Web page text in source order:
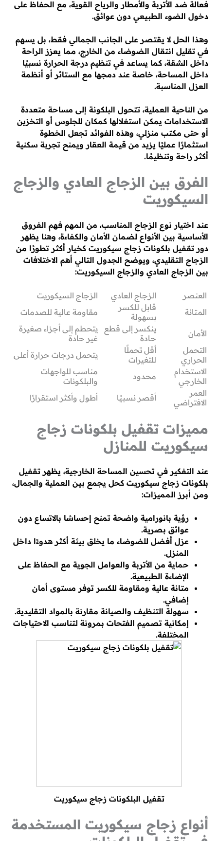
فعالة ضد الأتربة والأمطار والرياح القوية، مع الحفاظ على
دخول الضوء الطبيعي دون عوائق.
وهذا الحل لا يقتصر على الجانب الجمالي فقط، بل يسهم
في تقليل انتقال الضوضاء من الخارج، مما يعزز الراحة
داخل الشقة، كما يساعد في تنظيم درجة الحرارة نسبيًا
داخل المساحة، خاصة عند دمجها مع الستائر أو أنظمة
العزل المناسبة.
من الناحية العملية، تتحول البلكونة إلى مساحة متعددة
الاستخدامات يمكن استغلالها كمكان للجلوس أو التخزين
أو حتى مكتب منزلي، وهذه الفوائد تجعل الخطوة
استثمارًا عمليًا يزيد من قيمة العقار ويمنح تجربة سكنية
أكثر راحة وتنظيمًا.
الفرق بين الزجاج العادي والزجاج
السيكوريت
عند اختيار نوع الزجاج المناسب، من المهم فهم الفروق
الأساسية بين الأنواع لضمان الأمان والكفاءة، وهنا يظهر
دور تقفيل بلكونات زجاج سيكوريت كخيار أكثر تطورًا من
الزجاج التقليدي، ويوضح الجدول التالي أهم الاختلافات
بين الزجاج العادي والزجاج السيكوريت:
العنصر الزجاج العادي
الزجاج السيكوريت
المتانة
قابل للكسر
بسهولة
مقاومة عالية للصدمات
الأمان
ينكسر إلى قطع
حادة
يتحطم إلى أجزاء صغيرة
غير حادة
التحمل
الحراري
أقل تحملًا
للتغيرات
يتحمل درجات حرارة أعلى
الاستخدام
الخارجي
محدود
مناسب للواجهات
والبلكونات
العمر
الافتراضي
أقصر نسبيًا أطول وأكثر استقرارًا
مميزات تقفيل بلكونات زجاج
سيكوريت للمنازل
عند التفكير في تحسين المساحة الخارجية، يظهر تقفيل
بلكونات زجاج سيكوريت كحل يجمع بين العملية والجمال،
ومن أبرز المميزات:
رؤية بانورامية واضحة تمنح إحساسًا بالاتساع دون
عوائق بصرية.
عزل أفضل للضوضاء ما يخلق بيئة أكثر هدوءًا داخل
المنزل.
حماية من الأتربة والعوامل الجوية مع الحفاظ على
الإضاءة الطبيعية.
متانة عالية ومقاومة للكسر توفر مستوى أمان
إضافي.
سهولة التنظيف والصيانة مقارنة بالمواد التقليدية.
إمكانية تصميم الفتحات بمرونة لتناسب الاحتياجات
المختلفة.
تقفيل البلكونات زجاج سيكوريت
أنواع زجاج سيكوريت المستخدمة